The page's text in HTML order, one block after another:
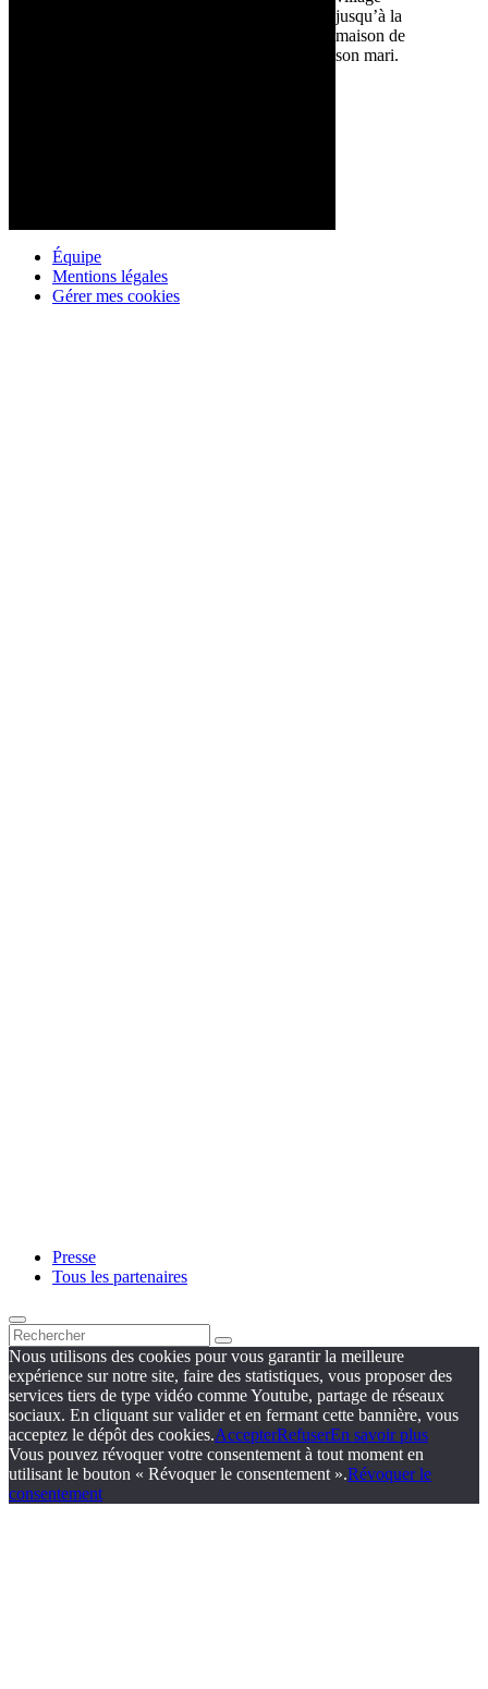
jusqu’à la
maison de
son mari.
Équipe
Mentions légales
Gérer mes cookies
Presse
Tous les partenaires
Nous utilisons des cookies pour vous garantir la meilleure
expérience sur notre site, faire des statistiques, vous proposer des
services tiers de type vidéo comme Youtube, partage de réseaux
sociaux. En cliquant sur valider et en fermant cette bannière, vous
acceptez le dépôt des cookies.AccepterRefuserEn savoir plus
Vous pouvez révoquer votre consentement à tout moment en
utilisant le bouton « Révoquer le consentement ».Révoquer le
consentement